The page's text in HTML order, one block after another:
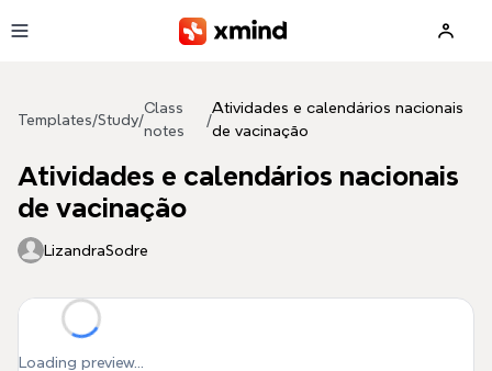
Templates/Study/
Class
notes
/
Atividades e calendários nacionais
de vacinação
Atividades e calendários nacionais
de vacinação
LizandraSodre
Loading preview...